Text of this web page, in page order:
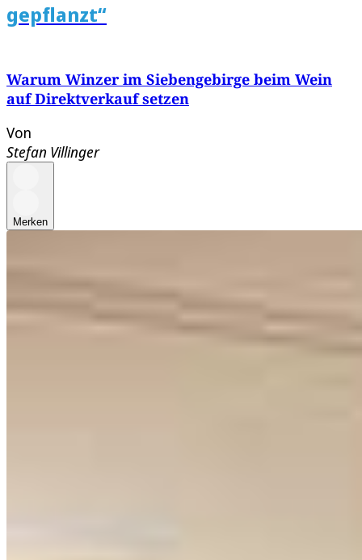
gepflanzt“
Warum Winzer im Siebengebirge beim Wein
auf Direktverkauf setzen
Von
Stefan Villinger
Merken